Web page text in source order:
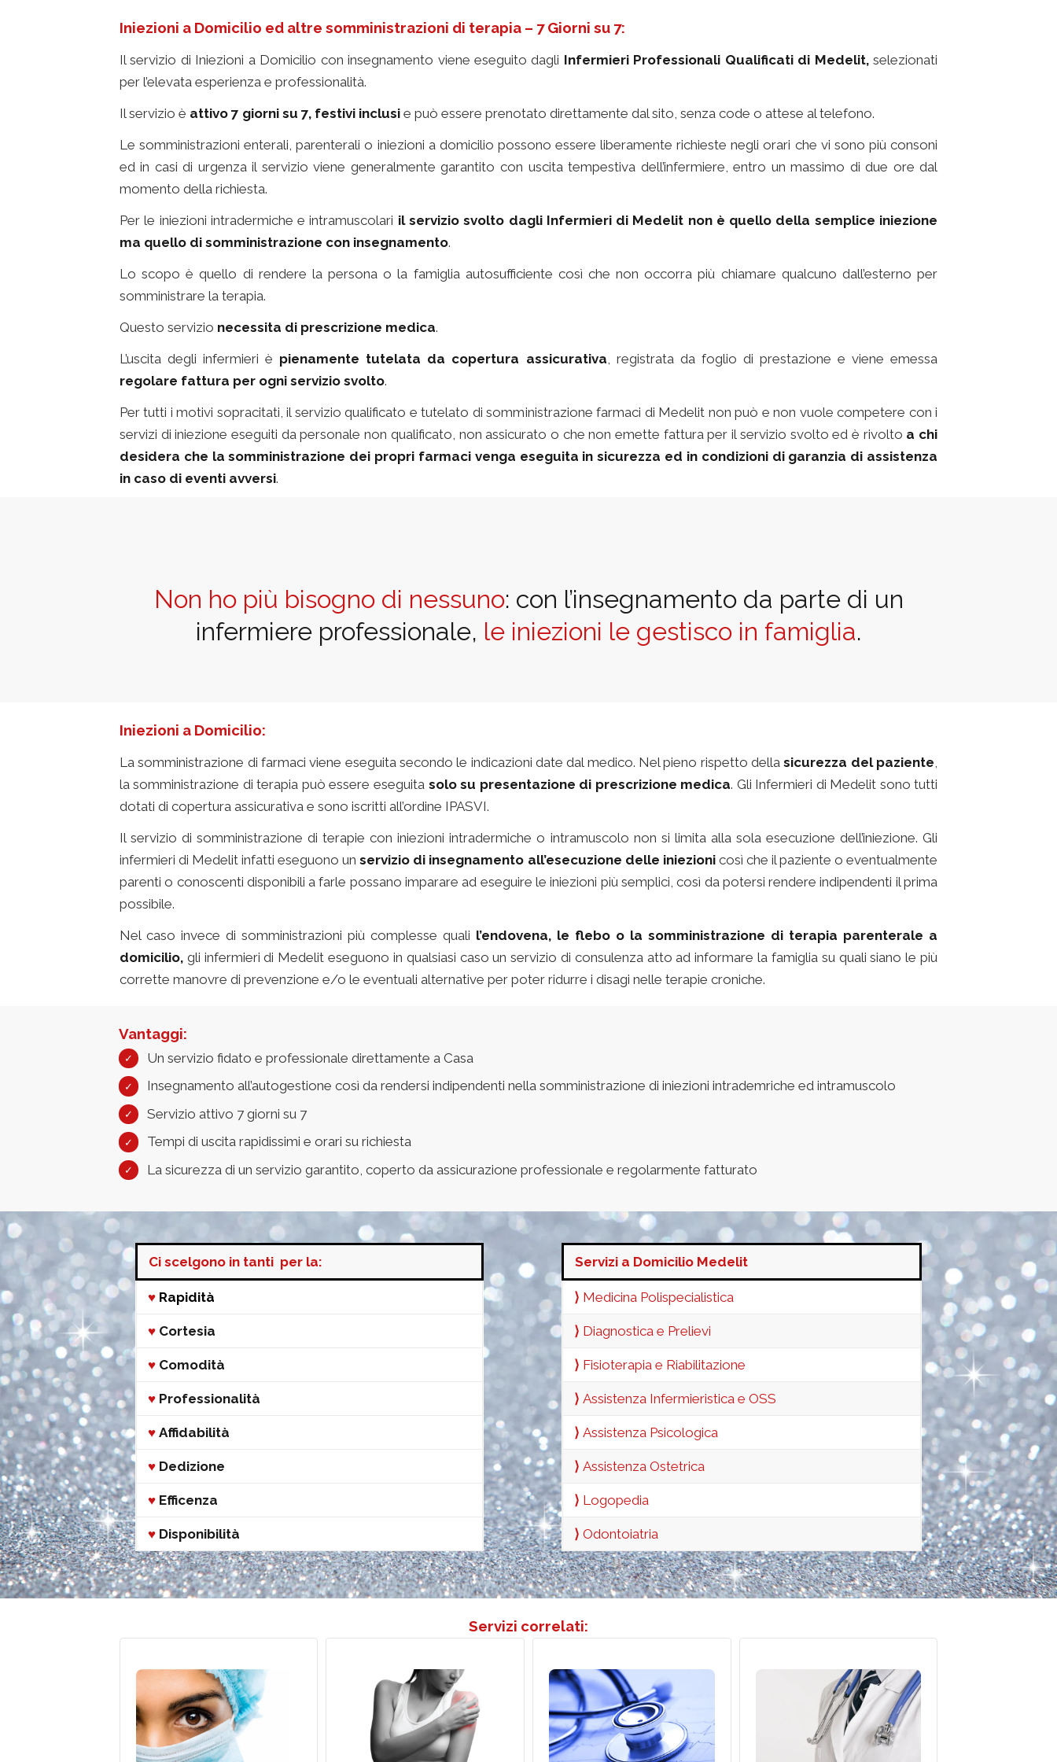
Iniezioni a Domicilio ed altre somministrazioni di terapia – 7 Giorni su 7:
Il servizio di Iniezioni a Domicilio con insegnamento viene eseguito dagli Infermieri Professionali Qualificati di Medelit,selezionati
per l’elevata esperienza e professionalità.
Il servizio è attivo 7 giorni su 7, festivi inclusie può essere prenotato direttamente dal sito, senza code o attese al telefono.
Le somministrazioni enterali, parenterali o iniezioni a domicilio possono essere liberamente richieste negli orari che vi sono più consoni
ed in casi di urgenza il servizio viene generalmente garantito con uscita tempestiva dell’infermiere, entro un massimo di due ore dal
momento della richiesta.
Per le iniezioni intradermiche e intramuscolari il servizio svolto dagli Infermieri di Medelit non è quello della semplice iniezione
ma quello di somministrazione con insegnamento.
Lo scopo è quello di rendere la persona o la famiglia autosufficiente così che non occorra più chiamare qualcuno dall’esterno per
somministrare la terapia.
Questo servizio necessita di prescrizione medica.
L’uscita degli infermieri è pienamente tutelata da copertura assicurativa , registrata da foglio di prestazione e viene emessa
regolare fattura per ogni servizio svolto.
Per tutti i motivi sopracitati, il servizio qualificato e tutelato di somministrazione farmaci di Medelit non può e non vuole competere con i
servizi di iniezione eseguiti da personale non qualificato, non assicurato o che non emette fattura per il servizio svolto ed è rivolto a chi
desidera che la somministrazione dei propri farmaci venga eseguita in sicurezza ed in condizioni di garanzia di assistenza
in caso di eventi avversi.
Non ho più bisogno di nessuno: con l’insegnamento da parte di un
infermiere professionale, le iniezioni le gestisco in famiglia.
Iniezioni a Domicilio:
La somministrazione di farmaci viene eseguita secondo le indicazioni date dal medico. Nel pieno rispetto dellasicurezza del paziente
la somministrazione di terapia può essere eseguita solo su presentazione di prescrizione medica. Gli Infermieri di Medelit sono tutti
dotati di copertura assicurativa e sono iscritti all’ordine IPASVI.
Il servizio di somministrazione di terapie con iniezioni intradermiche o intramuscolo non si limita alla sola esecuzione dell’iniezione. Gli
infermieri di Medelit infatti eseguono unservizio di insegnamento all’esecuzione delle iniezionicosì che il paziente o eventualmente
parenti o conoscenti disponibili a farle possano imparare ad eseguire le iniezioni più semplici, così da potersi rendere indipendenti il prima
possibile.
Nel caso invece di somministrazioni più complesse quali l’endovena, le flebo o la somministrazione di terapia parenterale a
domicilio,gli infermieri di Medelit eseguono in qualsiasi caso un servizio di consulenza atto ad informare la famiglia su quali siano le più
corrette manovre di prevenzione e/o le eventuali alternative per poter ridurre i disagi nelle terapie croniche.
Vantaggi:
Un servizio fidato e professionale direttamente a Casa
Insegnamento all’autogestione così da rendersi indipendenti nella somministrazione di iniezioni intrademriche ed intramuscolo
Servizio attivo 7 giorni su 7
Tempi di uscita rapidissimi e orari su richiesta
La sicurezza di un servizio garantito, coperto da assicurazione professionale e regolarmente fatturato
Ci scelgono in tanti per la:
♥ Rapidità
♥Cortesia
♥ Comodità
♥ Professionalità
♥ Affidabilità
♥ Dedizione
♥ Efficenza
♥ Disponibilità
Servizi a Domicilio Medelit
⟩ Medicina Polispecialistica
⟩ Diagnostica e Prelievi
⟩ Fisioterapia e Riabilitazione
⟩ Assistenza Infermieristica e OSS
⟩ Assistenza Psicologica
⟩ Assistenza Ostetrica
⟩ Logopedia
⟩ Odontoiatria
Servizi correlati:
Servizio Infermieristico
a Domicilio
Medici Esperti in
Agopuntura a Domicilio
Centro Diagnostico
Domiciliare: Esami
Strumentali e Prelievi di
Guardia Medica e
Medicina Specialistica a
Domicilio